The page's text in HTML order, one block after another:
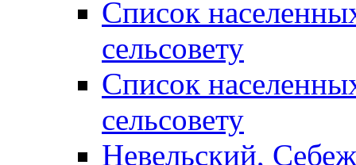
Список
сельсовету
Список
сельсовету
Невельский,